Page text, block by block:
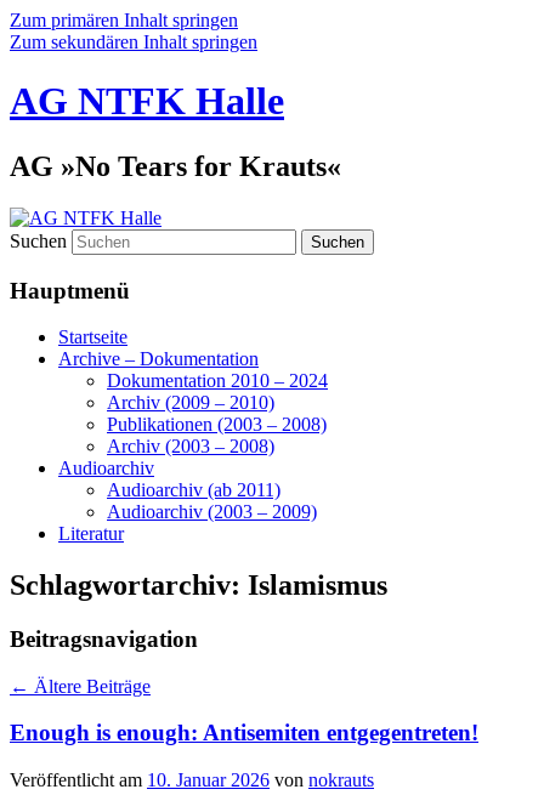
Zum primären Inhalt springen
Zum sekundären Inhalt springen
AG NTFK Halle
AG »No Tears for Krauts«
Suchen
Hauptmenü
Startseite
Archive – Dokumentation
Dokumentation 2010 – 2024
Archiv (2009 – 2010)
Publikationen (2003 – 2008)
Archiv (2003 – 2008)
Audioarchiv
Audioarchiv (ab 2011)
Audioarchiv (2003 – 2009)
Literatur
Schlagwortarchiv: Islamismus
Beitragsnavigation
← Ältere Beiträge
Enough is enough: Antisemiten entgegentreten!
Veröffentlicht am 10. Januar 2026 von nokrauts